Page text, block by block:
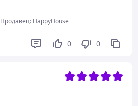
Продавец: HappyHouse
0 0